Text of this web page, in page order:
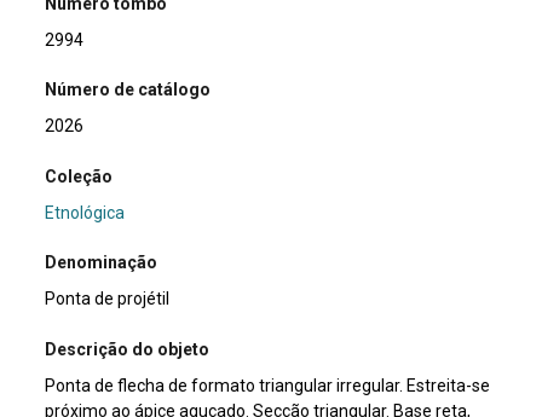
2994
Número de catálogo
2026
Coleção
Etnológica
Denominação
Ponta de projétil
Descrição do objeto
Ponta de flecha de formato triangular irregular. Estreita-se
próximo ao ápice aguçado. Secção triangular. Base reta,